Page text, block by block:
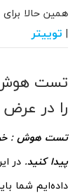
همین حالا
| توییتر
تست
را در عرض 10 ثانیه پیدا کنید [+ جواب معما]
پیدا کنید. در
داده‌ایم شما